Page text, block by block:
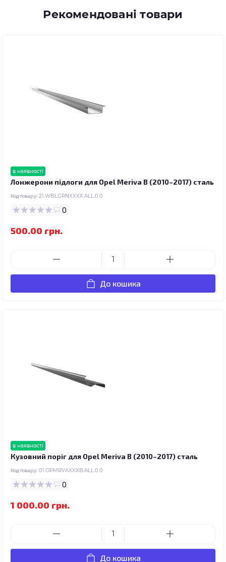
Рекомендовані товари
в наявності
Лонжерони підлоги для Opel Meriva B (2010–2017) сталь
Код товару: 21.WBLGRNXXXX.ALL.0.0
0
500.00 грн.
До кошика
в наявності
Кузовний поріг для Opel Meriva B (2010–2017) сталь
Код товару: 01.OPMRVAXXXB.ALL.0.0
0
1 000.00 грн.
До кошика